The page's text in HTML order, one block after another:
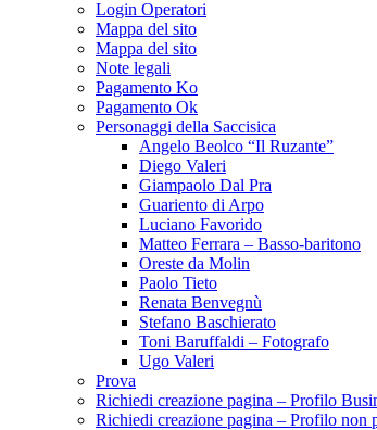
Login Operatori
Mappa del sito
Mappa del sito
Note legali
Pagamento Ko
Pagamento Ok
Personaggi della Saccisica
Angelo Beolco “Il Ruzante”
Diego Valeri
Giampaolo Dal Pra
Guariento di Arpo
Luciano Favorido
Matteo Ferrara – Basso-baritono
Oreste da Molin
Paolo Tieto
Renata Benvegnù
Stefano Baschierato
Toni Baruffaldi – Fotografo
Ugo Valeri
Prova
Richiedi creazione pagina – Profilo
Richiedi creazione pagina – Profilo non